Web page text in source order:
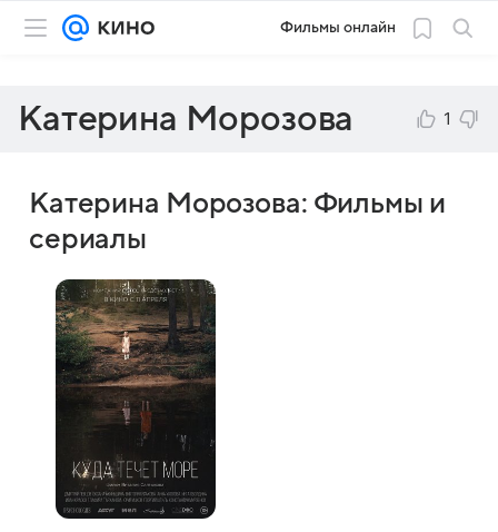
Фильмы онлайн
Катерина Морозова 1
Катерина Морозова: Фильмы и
сериалы